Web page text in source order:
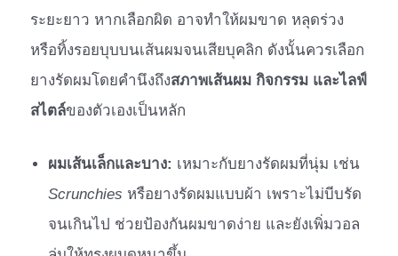
ระยะยาว หากเลือกผิด อาจทำให้ผมขาด หลุดร่วง
หรือทิ้งรอยบุบบนเส้นผมจนเสียบุคลิก ดังนั้นควรเลือก
ยางรัดผมโดยคำนึงถึงสภาพเส้นผม กิจกรรม และไลฟ์
สไตล์ของตัวเองเป็นหลัก
ผมเส้นเล็กและบาง: เหมาะกับยางรัดผมที่นุ่ม เช่น
Scrunchies หรือยางรัดผมแบบผ้า เพราะไม่บีบรัด
จนเกินไป ช่วยป้องกันผมขาดง่าย และยังเพิ่มวอล